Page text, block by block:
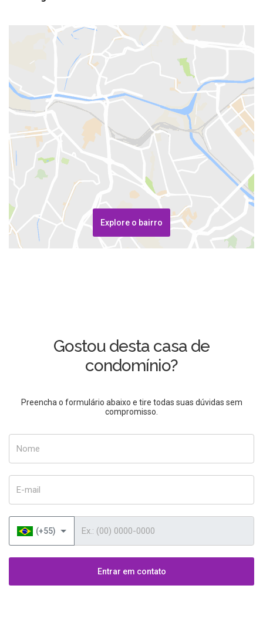
Explore o bairro
Gostou desta casa de
condomínio?
Preencha o formulário abaixo e tire todas suas dúvidas sem
compromisso.
(+55)
Entrar em contato